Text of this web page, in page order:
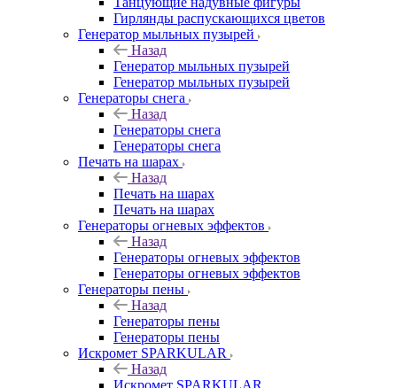
Гирлянды распускающихся цветов
Генератор мыльных пузырей
Назад
Генератор мыльных пузырей
Генератор мыльных пузырей
Генераторы снега
Назад
Генераторы снега
Генераторы снега
Печать на шарах
Назад
Печать на шарах
Печать на шарах
Генераторы огневых эффектов
Назад
Генераторы огневых эффектов
Генераторы огневых эффектов
Генераторы пены
Назад
Генераторы пены
Генераторы пены
Искромет SPARKULAR
Назад
Искромет SPARKULAR